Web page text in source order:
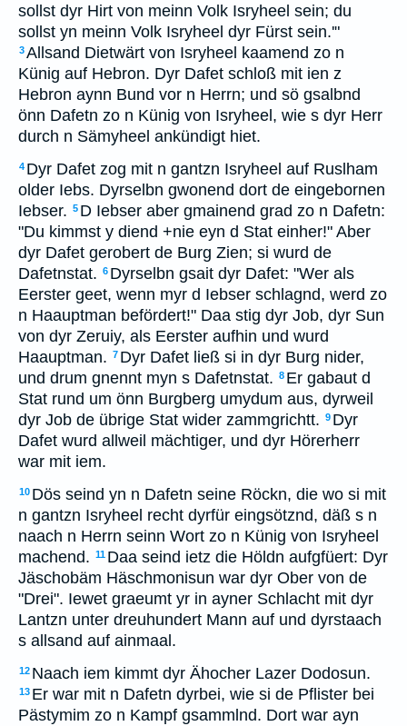
sollst dyr Hirt von meinn Volk Isryheel sein; du
sollst yn meinn Volk Isryheel dyr Fürst sein.'"
3Allsand Dietwärt von Isryheel kaamend zo n
Künig auf Hebron. Dyr Dafet schloß mit ien z
Hebron aynn Bund vor n Herrn; und sö gsalbnd
önn Dafetn zo n Künig von Isryheel, wie s dyr Herr
durch n Sämyheel ankündigt hiet.
4 Dyr Dafet zog mit n gantzn Isryheel auf Ruslham
older Iebs. Dyrselbn gwonend dort de eingebornen
Iebser. 5 D Iebser aber gmainend grad zo n Dafetn:
"Du kimmst y diend +nie eyn d Stat einher!" Aber
dyr Dafet gerobert de Burg Zien; si wurd de
Dafetnstat. 6 Dyrselbn gsait dyr Dafet: "Wer als
Eerster geet, wenn myr d Iebser schlagnd, werd zo
n Haauptman befördert!" Daa stig dyr Job, dyr Sun
von dyr Zeruiy, als Eerster aufhin und wurd
Haauptman. 7 Dyr Dafet ließ si in dyr Burg nider,
und drum gnennt myn s Dafetnstat. 8 Er gabaut d
Stat rund um önn Burgberg umydum aus, dyrweil
dyr Job de übrige Stat wider zammgrichtt. 9 Dyr
Dafet wurd allweil mächtiger, und dyr Hörerherr
war mit iem.
10 Dös seind yn n Dafetn seine Röckn, die wo si mit
n gantzn Isryheel recht dyrfür eingsötznd, däß s n
naach n Herrn seinn Wort zo n Künig von Isryheel
machend. 11 Daa seind ietz die Höldn aufgfüert: Dyr
Jäschobäm Häschmonisun war dyr Ober von de
"Drei". Iewet graeumt yr in ayner Schlacht mit dyr
Lantzn unter dreuhundert Mann auf und dyrstaach
s allsand auf ainmaal.
12 Naach iem kimmt dyr Ähocher Lazer Dodosun.
13 Er war mit n Dafetn dyrbei, wie si de Pflister bei
Pästymim zo n Kampf gsammlnd. Dort war ayn